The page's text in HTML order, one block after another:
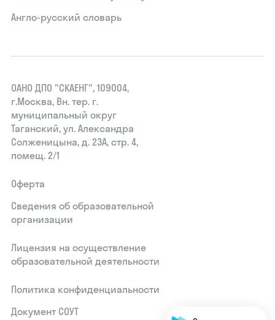
Англо-русский словарь
ОАНО ДПО "СКАЕНГ", 109004,
г.Москва, Вн. тер. г.
муниципальный округ
Таганский, ул. Александра
Солженицына, д. 23А, стр. 4,
помещ. 2/1
Оферта
Сведения об образовательной
организации
Лицензия на осуществление
образовательной деятельности
Политика конфиденциальности
Документ СОУТ